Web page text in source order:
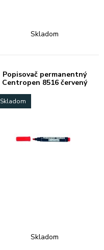
Skladom
Popisovač permanentný
Centropen 8516 červený
Skladom
Skladom